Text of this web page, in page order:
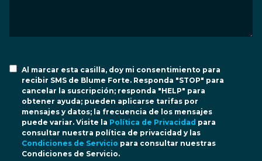
Al marcar esta casilla, doy mi consentimiento para
recibir SMS de Blume Forte. Responda "STOP" para
cancelar la suscripción; responda "HELP" para
obtener ayuda; pueden aplicarse tarifas por
mensajes y datos; la frecuencia de los mensajes
puede variar. Visite la Política de Privacidad para
consultar nuestra política de privacidad y las
Condiciones de Servicio para consultar nuestras
Condiciones de Servicio.